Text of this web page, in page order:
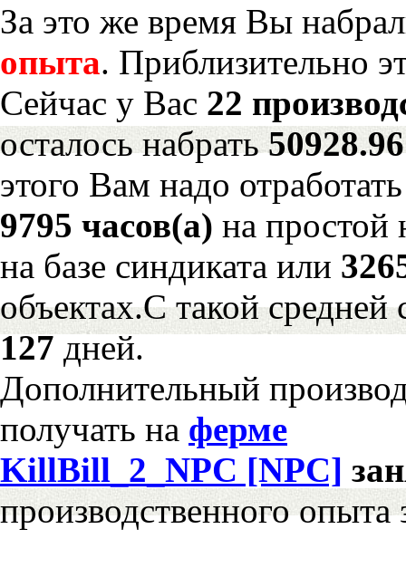
За это же время Вы
опыта. Приблизительно
Сейчас у Вас 22
осталось набрать
этого Вам надо отработать
9795 часов(а) на
на базе синдиката или
объектах.С такой средней
127дней.
Дополнительный
получать на ферме
KillBill_2_NPC [NPC]
производственного опыта